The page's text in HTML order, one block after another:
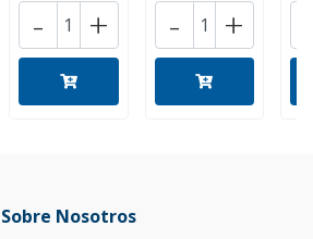
+
- +
-
Sobre Nosotros